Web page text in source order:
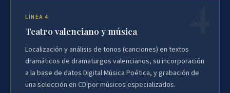
LÍNEA 4
Teatro valenciano y música
Localización y análisis de tonos (canciones) en textos
dramáticos de dramaturgos valencianos, su incorporación
a la base de datos Digital Música Poética, y grabación de
una selección en CD por músicos especializados.